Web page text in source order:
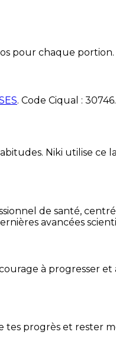
pour chaque portion.
. Code Ciqual : 30746.
Niki utilise ce
de santé,
avancées
à progresser
tes progrès et rester